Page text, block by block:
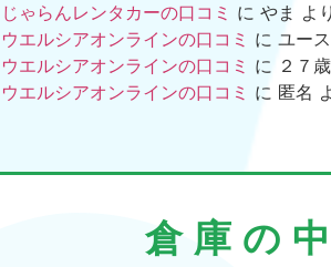
じゃらんレンタカーの口コミ に やま より
ウエルシアオンラインの口コミ に ユー
ウエルシアオンラインの口コミ に ２７
ウエルシアオンラインの口コミ に 匿名
倉庫の